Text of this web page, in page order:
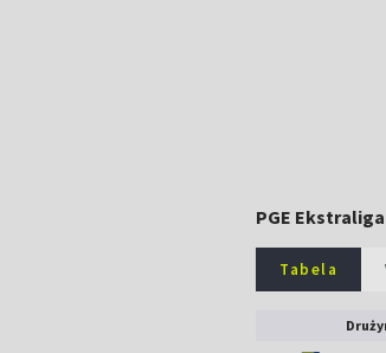
PGE Ekstraliga
Tabela